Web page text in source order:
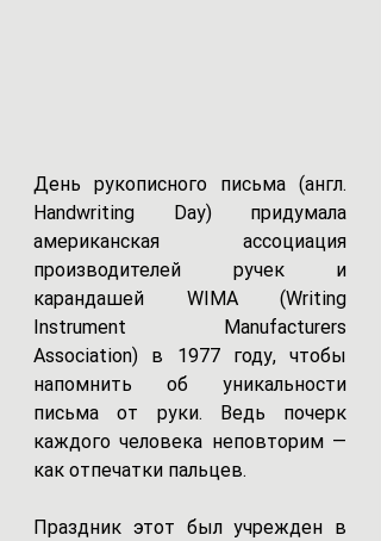
День рукописного письма (англ.
Handwriting Day) придумала
американская ассоциация
производителей ручек и
карандашей WIMA (Writing
Instrument Manufacturers
Association) в 1977 году, чтобы
напомнить об уникальности
письма от руки. Ведь почерк
каждого человека неповторим —
как отпечатки пальцев.
Праздник этот был учрежден в